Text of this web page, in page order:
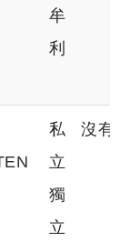
牟
利
私
立
獨
立
沒有